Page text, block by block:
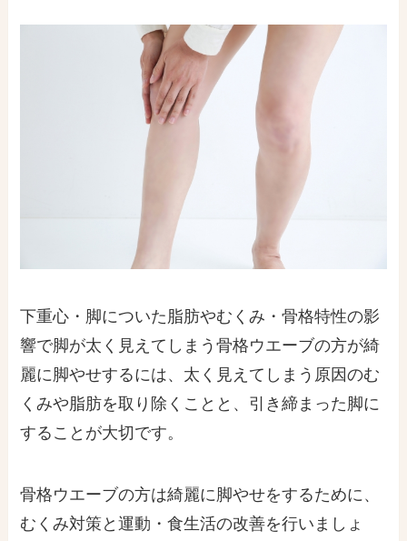
下重心・脚についた脂肪やむくみ・骨格特性の影
響で脚が太く見えてしまう骨格ウエーブの方が綺
麗に脚やせするには、太く見えてしまう原因のむ
くみや脂肪を取り除くことと、引き締まった脚に
することが大切です。
骨格ウエーブの方は綺麗に脚やせをするために、
むくみ対策と運動・食生活の改善を行いましょ